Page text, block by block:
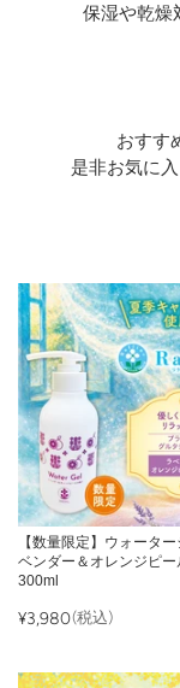
保湿や乾燥
おすす
是非お気に
【数量限定】ウォータ
ベンダー＆オレンジピー
300ml
¥3,980(税込)